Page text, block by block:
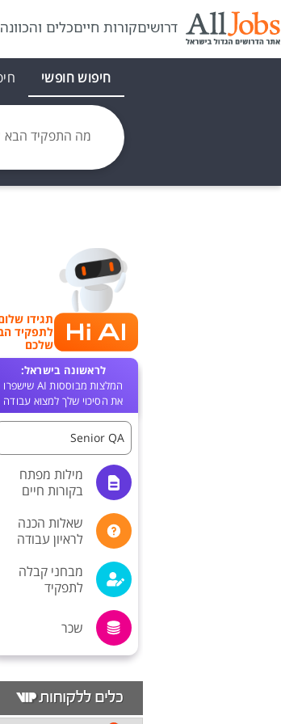
דרושיםקורות חייםכלים והכוונה
חיפוש חופשי
מה התפקיד הבא
תגידו
לתפקיד
שלכם
לראשונה בישראל:
המלצות מבוססות AI שישפרו
את הסיכוי שלך למצוא עבודה
Senior QA
מילות מפתח
בקורות חיים
שאלות הכנה
לראיון עבודה
מבחני קבלה
לתפקיד
שכר